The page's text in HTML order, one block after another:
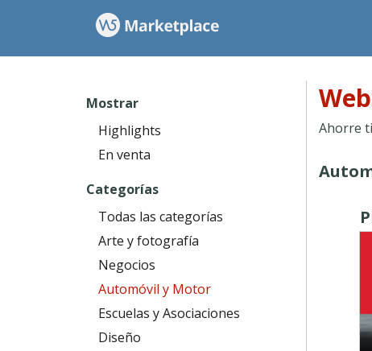
Mostrar
Highlights
En venta
Categorías
Todas las categorías
Arte y fotografía
Negocios
Automóvil y Motor
Escuelas y Asociaciones
Diseño
Ahorre